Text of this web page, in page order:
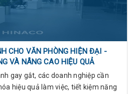
CHO VĂN PHÒNG HIỆN ĐẠI -
VÀ NÂNG CAO HIỆU QUẢ
gay gắt, các doanh nghiệp cần
hiệu quả làm việc, tiết kiệm năng